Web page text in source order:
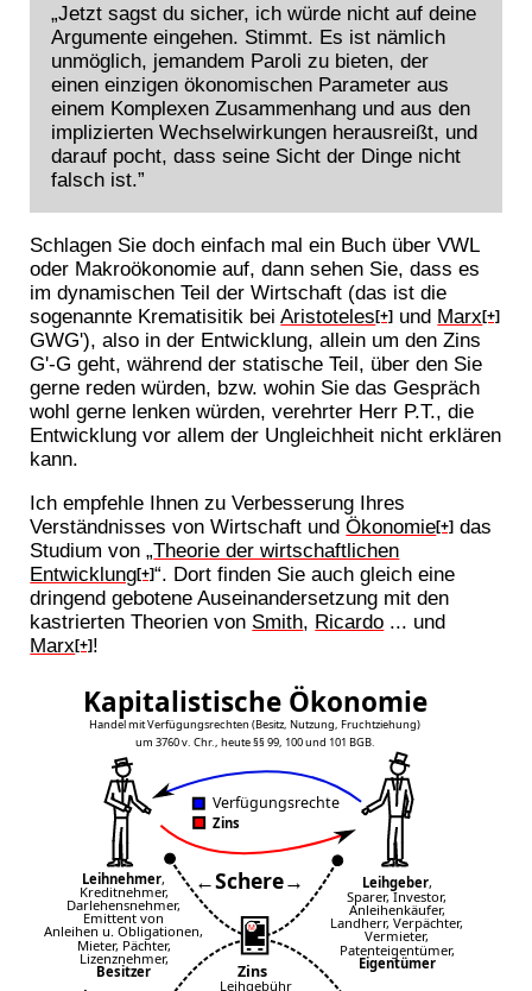
„Jetzt sagst du sicher, ich würde nicht auf deine
Argumente eingehen. Stimmt. Es ist nämlich
unmöglich, jemandem Paroli zu bieten, der
einen einzigen ökonomischen Parameter aus
einem Komplexen Zusammenhang und aus den
implizierten Wechselwirkungen herausreißt, und
darauf pocht, dass seine Sicht der Dinge nicht
falsch ist.”
Schlagen Sie doch einfach mal ein Buch über VWL
oder Makroökonomie auf, dann sehen Sie, dass es
im dynamischen Teil der Wirtschaft (das ist die
sogenannte Krematisitik beiAristoteles[+] und Marx[+]
GWG'), also in der Entwicklung, allein um den Zins
G'-G geht, während der statische Teil, über den Sie
gerne reden würden, bzw. wohin Sie das Gespräch
wohl gerne lenken würden, verehrter Herr P.T., die
Entwicklung vor allem der Ungleichheit nicht erklären
kann.
Ich empfehle Ihnen zu Verbesserung Ihres
Verständnisses von Wirtschaft undÖkonomie[+] das
Studium von „Theorie der wirtschaftlichen
Entwicklung[+]“. Dort finden Sie auch gleich eine
dringend gebotene Auseinandersetzung mit den
kastrierten Theorien von Smith, Ricardo ... und
Marx[+] !